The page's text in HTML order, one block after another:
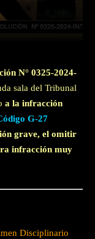
WhatsApp
N° 0325-2024-
sala del Tribunal
a la infracción
G-27
grave, el omitir
infracción muy
Disciplinario